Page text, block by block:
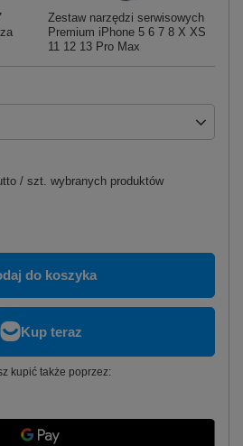
Zestaw narzędzi serwisowych
Premium iPhone 5 6 7 8 X XS
11 12 13 Pro Max
/ szt. wybranych produktów
do koszyka
kupić także poprzez: